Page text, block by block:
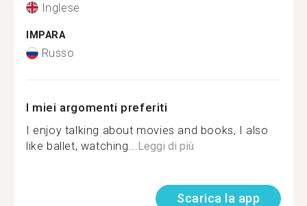
Inglese
IMPARA
Russo
I miei argomenti preferiti
I enjoy talking about movies and books, I also
like ballet, watching...Leggi di più
Scarica la app